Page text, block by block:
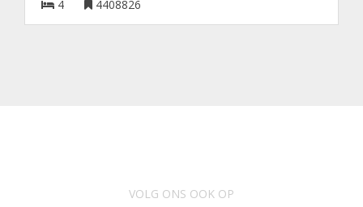
4 4408826
VOLG ONS OOK OP